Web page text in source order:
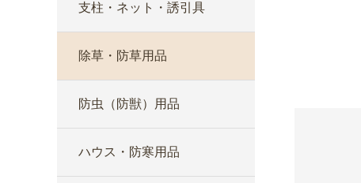
支柱・ネット・誘引具
除草・防草用品
防虫（防獣）用品
ハウス・防寒用品